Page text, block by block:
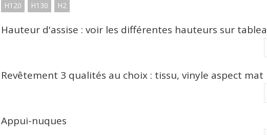
H120 H130 H2
Hauteur d'assise : voir les différentes hauteurs sur
Revêtement 3 qualités au choix : tissu, vinyle aspect mat
Appui-nuques